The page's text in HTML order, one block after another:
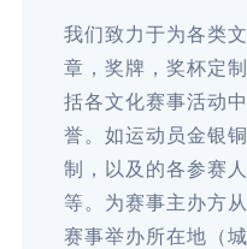
我们致力于为各类
章，奖牌，奖杯定
括各文化赛事活动
誉。如运动员金银
制，以及的各参赛
等。为赛事主办方
赛事举办所在地（